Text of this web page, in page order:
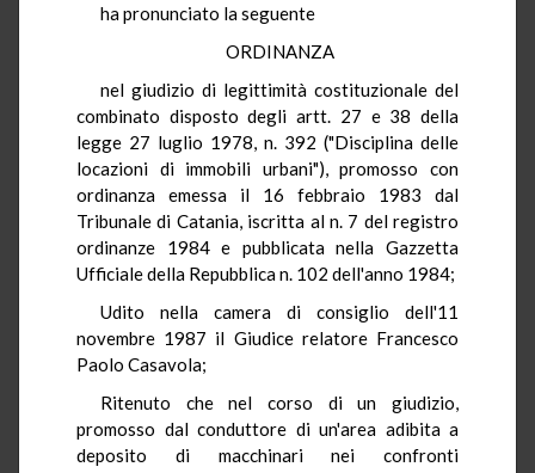
ha pronunciato la seguente
ORDINANZA
nel giudizio di legittimità costituzionale del
combinato disposto degli artt. 27 e 38 della
legge 27 luglio 1978, n. 392 ("Disciplina delle
locazioni di immobili urbani"), promosso con
ordinanza emessa il 16 febbraio 1983 dal
Tribunale di Catania, iscritta al n. 7 del registro
ordinanze 1984 e pubblicata nella Gazzetta
Ufficiale della Repubblica n. 102 dell'anno 1984;
Udito nella camera di consiglio dell'11
novembre 1987 il Giudice relatore Francesco
Paolo Casavola;
Ritenuto che nel corso di un giudizio,
promosso dal conduttore di un'area adibita a
deposito di macchinari nei confronti